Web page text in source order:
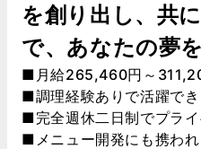
を創り出し、共
で、あなたの夢
■月給265,460円～
■調理経験ありで活躍で
■完全週休二日制でプラ
■メニュー開発にも携わ